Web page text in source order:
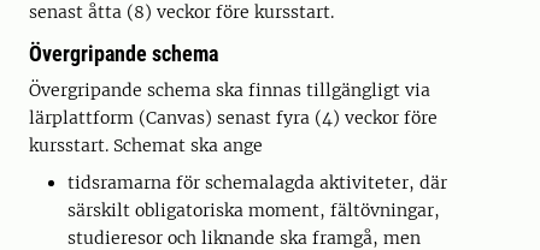
senast åtta (8) veckor före kursstart.
Övergripande schema
Övergripande schema ska finnas tillgängligt via
lärplattform (Canvas) senast fyra (4) veckor före
kursstart. Schemat ska ange
tidsramarna för schemalagda aktiviteter, där
särskilt obligatoriska moment, fältövningar,
studieresor och liknande ska framgå, men